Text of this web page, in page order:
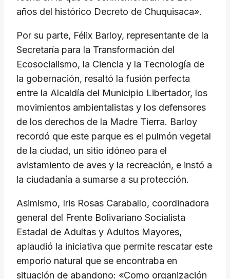
años del histórico Decreto de Chuquisaca».
Por su parte, Félix Barloy, representante de la
Secretaría para la Transformación del
Ecosocialismo, la Ciencia y la Tecnología de
la gobernación, resaltó la fusión perfecta
entre la Alcaldía del Municipio Libertador, los
movimientos ambientalistas y los defensores
de los derechos de la Madre Tierra. Barloy
recordó que este parque es el pulmón vegetal
de la ciudad, un sitio idóneo para el
avistamiento de aves y la recreación, e instó a
la ciudadanía a sumarse a su protección.
Asimismo, Iris Rosas Caraballo, coordinadora
general del Frente Bolivariano Socialista
Estadal de Adultas y Adultos Mayores,
aplaudió la iniciativa que permite rescatar este
emporio natural que se encontraba en
situación de abandono: «Como organización